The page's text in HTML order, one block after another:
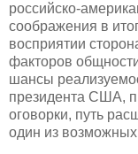
российско-
соображения в
восприятии
факторов
шансы
президента США,
оговорки, путь
один из возможных